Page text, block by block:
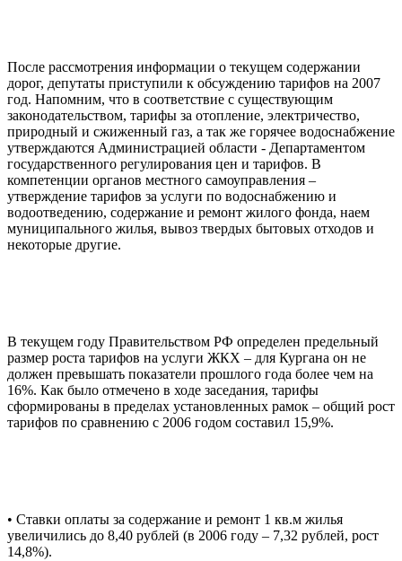
После рассмотрения информации о текущем содержании
дорог, депутаты приступили к обсуждению тарифов на 2007
год. Напомним, что в соответствие с существующим
законодательством, тарифы за отопление, электричество,
природный и сжиженный газ, а так же горячее водоснабжение
утверждаются Администрацией области - Департаментом
государственного регулирования цен и тарифов. В
компетенции органов местного самоуправления –
утверждение тарифов за услуги по водоснабжению и
водоотведению, содержание и ремонт жилого фонда, наем
муниципального жилья, вывоз твердых бытовых отходов и
некоторые другие.
В текущем году Правительством РФ определен предельный
размер роста тарифов на услуги ЖКХ – для Кургана он не
должен превышать показатели прошлого года более чем на
16%. Как было отмечено в ходе заседания, тарифы
сформированы в пределах установленных рамок – общий рост
тарифов по сравнению с 2006 годом составил 15,9%.
• Ставки оплаты за содержание и ремонт 1 кв.м жилья
увеличились до 8,40 рублей (в 2006 году – 7,32 рублей, рост
14,8%).